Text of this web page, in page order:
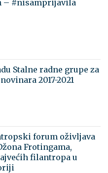
– #nisamprijavila
Stalne radne grupe za
2017-2021
forum oživljava
Frotingama,
filantropa u